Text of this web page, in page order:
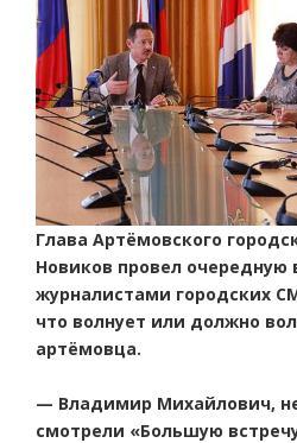
Глава Артёмовского
Новиков провел очередную
журналистами городских
что волнует или должно
артёмовца.
— Владимир Михайлович,
смотрели «Большую